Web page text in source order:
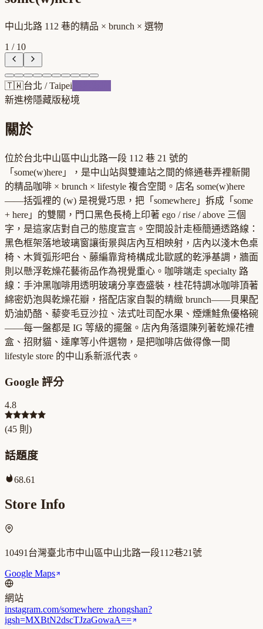
中山北路 112 巷的精品 × brunch × 選物
1 / 10
🇹🇼台北 /Taipei
新進榜隱藏版秘境
關於
位於台北中山區中山北路一段 112 巷 21 號的
「some(w)here」，是中山站與雙連站之間的條通巷弄裡新開
的精品咖啡 × brunch × lifestyle 複合空間。店名 some(w)here
——括弧裡的 (w) 是視覺巧思，把「somewhere」拆成「some
+ here」的雙關，門口黑色長椅上印著 ego / rise / above 三個
字，是這家店對自己的態度宣言。空間設計走極簡通透路線：
黑色框架落地玻璃窗讓街景與店內互相映射，店內以淺木色桌
椅、木質弧形吧台、藤編靠背椅構成北歐感的乾淨基調，牆面
則以懸浮乾燥花藝術品作為視覺重心。咖啡端走 specialty 路
線：手沖黑咖啡用透明玻璃分享壺盛裝，桂花特調冰咖啡頂著
綿密奶泡與乾燥花瓣，搭配店家自製的精緻 brunch——貝果配
奶油奶酪、藜麥毛豆沙拉、法式吐司配水果、煙燻鮭魚優格碗
——每一盤都是 IG 等級的擺盤。店內角落還陳列著乾燥花禮
盒、招財貓、達摩等小件選物，是把咖啡店做得像一間
lifestyle store 的中山系新派代表。
Google 評分
4.8
(45 則)
話題度
68.61
Store Info
10491台灣臺北市中山區中山北路一段112巷21號
Google Maps
網站
instagram.com/somewhere_zhongshan?
igsh=MXBtN2dscTJzaGowaA==